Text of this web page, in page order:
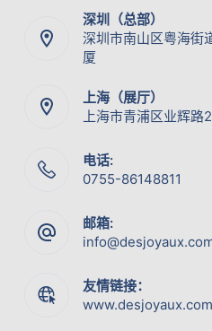
深圳（总部）
深圳市南山区粤海街
厦
上海（展厅）
上海市青浦区业辉路
电话:
0755-86148811
邮箱:
友情链接：